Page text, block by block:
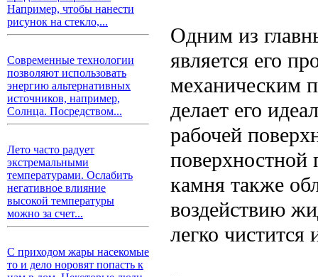
Например, чтобы нанести
рисунок на стекло,...
Современные технологии
позволяют использовать
энергию альтернативных
источников, например,
Солнца. Посредством...
Лето часто радует
экстремальными
температурами. Ослабить
негативное влияние
высокой температуры
можно за счет...
С приходом жары насекомые
то и дело норовят попасть к
Одним из
является его
механическим
делает его
рабочей
поверхностной
камня также
воздействию
легко чистится